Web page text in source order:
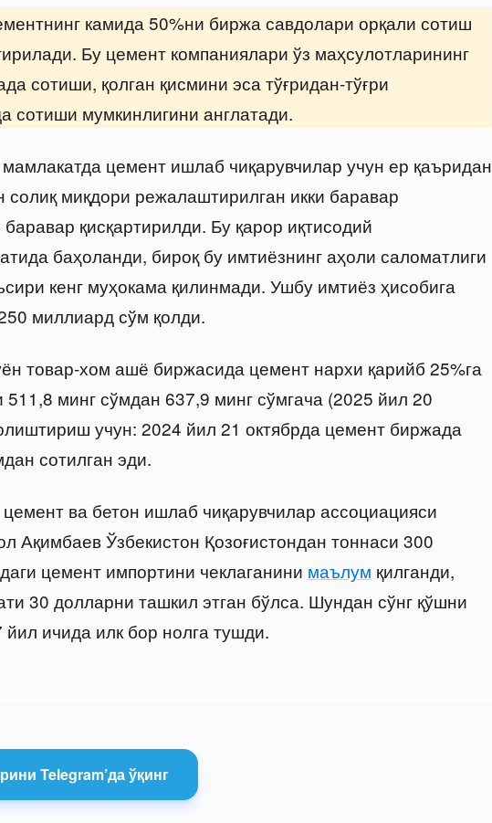
камида 50%ни биржа савдолари орқали сотиш
Бу цемент компаниялари ўз маҳсулотларининг
сотиши, қолган қисмини эса тўғридан-тўғри
сотиши мумкинлигини англатади.
цемент ишлаб чиқарувчилар учун ер қаъридан
солиқ миқдори режалаштирилган икки баравар
қисқартирилди. Бу қарор иқтисодий
баҳоланди, бироқ бу имтиёзнинг аҳоли саломатлиги
кенг муҳокама қилинмади. Ушбу имтиёз ҳисобига
миллиард сўм қолди.
товар-хом ашё биржасида цемент нархи қарийб 25%га
минг сўмдан 637,9 минг сўмгача (2025 йил 20
учун: 2024 йил 21 октябрда цемент биржада
сотилган эди.
ва бетон ишлаб чиқарувчилар ассоциацияси
Ақимбаев Ўзбекистон Қозоғистондан тоннаси 300
цемент импортини чеклаганини маълум қилганди,
30 долларни ташкил этган бўлса. Шундан сўнг қўшни
йил ичида илк бор нолга тушди.
Telegram’да ўқинг